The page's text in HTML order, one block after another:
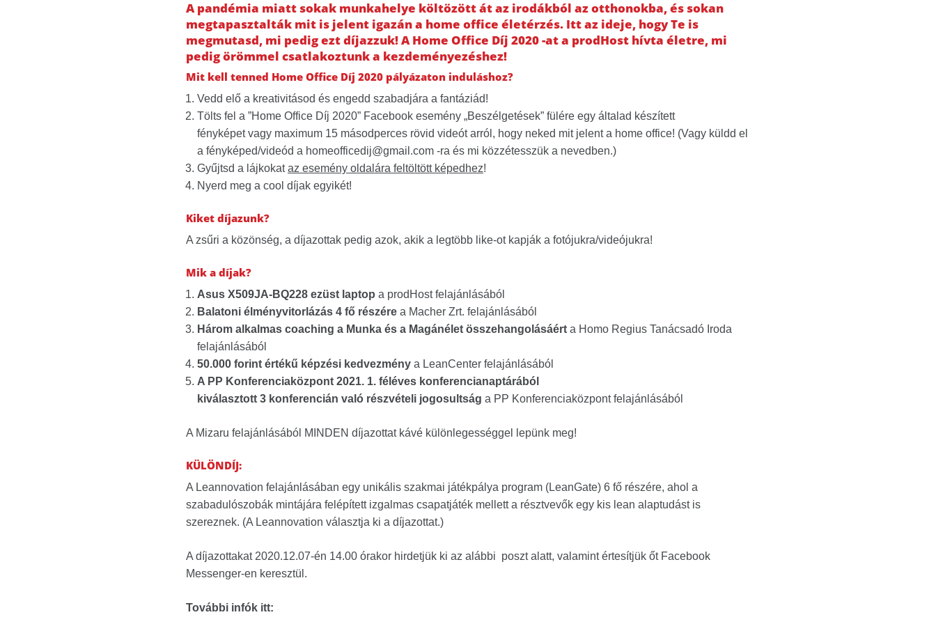
A pandémia miatt sokak munkahelye költözött át az irodákból az otthonokba, és sokan
megtapasztalták mit is jelent igazán a home office életérzés. Itt az ideje, hogy Te is
megmutasd, mi pedig ezt díjazzuk! A Home Office Díj 2020 -at a prodHost hívta életre, mi
pedig örömmel csatlakoztunk a kezdeményezéshez!
Mit kell tenned Home Office Díj 2020 pályázaton induláshoz?
Vedd elő a kreativitásod és engedd szabadjára a fantáziád!
Tölts fel a ”Home Office Díj 2020” Facebook esemény „Beszélgetések” fülére egy általad készített
fényképet vagy maximum 15 másodperces rövid videót arról, hogy neked mit jelent a home office! (Vagy küldd el
a fényképed/videód a homeofficedij@gmail.com -ra és mi közzétesszük a nevedben.)
Gyűjtsd a lájkokataz esemény oldalára feltöltött képedhez!
Nyerd meg a cool díjak egyikét!
Kiket díjazunk?
A zsűri a közönség, a díjazottak pedig azok, akik a legtöbb like-ot kapják a fotójukra/videójukra!
Mik a díjak?
Asus X509JA-BQ228 ezüst laptop a prodHost felajánlásából
Balatoni élményvitorlázás 4 fő részére a Macher Zrt. felajánlásából
Három alkalmas coaching a Munka és a Magánélet összehangolásáért a Homo Regius Tanácsadó Iroda
felajánlásából
50.000 forint értékű képzési kedvezmény a LeanCenter felajánlásából
A PP Konferenciaközpont 2021. 1. féléves konferencianaptárából
kiválasztott 3 konferencián való részvételi jogosultság a PP Konferenciaközpont felajánlásából
A Mizaru felajánlásából MINDEN díjazottat kávé különlegességgel lepünk meg!
KÜLÖNDÍJ:
A Leannovation felajánlásában egy unikális szakmai játékpálya program (LeanGate) 6 fő részére, ahol a
szabadulószobák mintájára felépített izgalmas csapatjáték mellett a résztvevők egy kis lean alaptudást is
szereznek. (A Leannovation választja ki a díjazottat.)
A díjazottakat 2020.12.07-én 14.00 órakor hirdetjük ki az alábbi poszt alatt, valamint értesítjük őt Facebook
Messenger-en keresztül.
További infók itt: